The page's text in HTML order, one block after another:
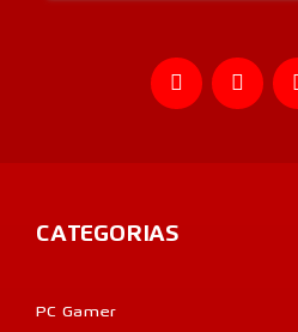
CATEGORIAS
PC Gamer